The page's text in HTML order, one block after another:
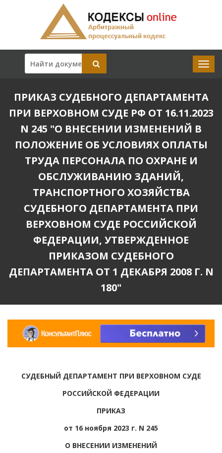
ПРИКАЗ СУДЕБНОГО ДЕПАРТАМЕНТА
ПРИ ВЕРХОВНОМ СУДЕ РФ ОТ 16.11.2023
N 245 "О ВНЕСЕНИИ ИЗМЕНЕНИЙ В
ПОЛОЖЕНИЕ ОБ УСЛОВИЯХ ОПЛАТЫ
ТРУДА ПЕРСОНАЛА ПО ОХРАНЕ И
ОБСЛУЖИВАНИЮ ЗДАНИЙ,
ТРАНСПОРТНОГО ХОЗЯЙСТВА
СУДЕБНОГО ДЕПАРТАМЕНТА ПРИ
ВЕРХОВНОМ СУДЕ РОССИЙСКОЙ
ФЕДЕРАЦИИ, УТВЕРЖДЕННОЕ
ПРИКАЗОМ СУДЕБНОГО
ДЕПАРТАМЕНТА ОТ 1 ДЕКАБРЯ 2008 Г. N
180"
СУДЕБНЫЙ ДЕПАРТАМЕНТ ПРИ ВЕРХОВНОМ СУДЕ
РОССИЙСКОЙ ФЕДЕРАЦИИ
ПРИКАЗ
от 16 ноября 2023 г. N 245
О ВНЕСЕНИИ ИЗМЕНЕНИЙ